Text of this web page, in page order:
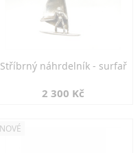
Stříbrný náhrdelník - surfař
2 300 Kč
NOVÉ